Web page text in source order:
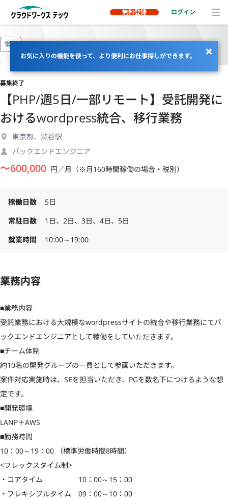
無料登録 ログイン
お気に入りの機能を使って、より便利にお仕事探しができます。
常駐
募集終了
【PHP/週5日/一部リモート】受託開発に
おけるwordpress統合、移行業務
東京都、渋谷駅
バックエンドエンジニア
〜600,000 円／月（※月160時間稼働の場合・税別）
稼働日数
5日
常駐日数
1日、2日、3日、4日、5日
就業時間
10:00～19:00
業務内容
■業務内容
受託業務における大規模なwordpressサイトの統合や移行業務にてバ
ックエンドエンジニアとして稼働をしていただきます。
■チーム体制
約10名の開発グループの一員として参画いただきます。
案件対応実施時は、SEを担当いただき、PGを数名下につけるような想
定です。
■開発環境
LANP＋AWS
■勤務時間
10：00～19：00 （標準労働時間8時間）
<フレックスタイム制>
・コアタイム　　　　　10：00～15：00
・フレキシブルタイム　09：00～10：00